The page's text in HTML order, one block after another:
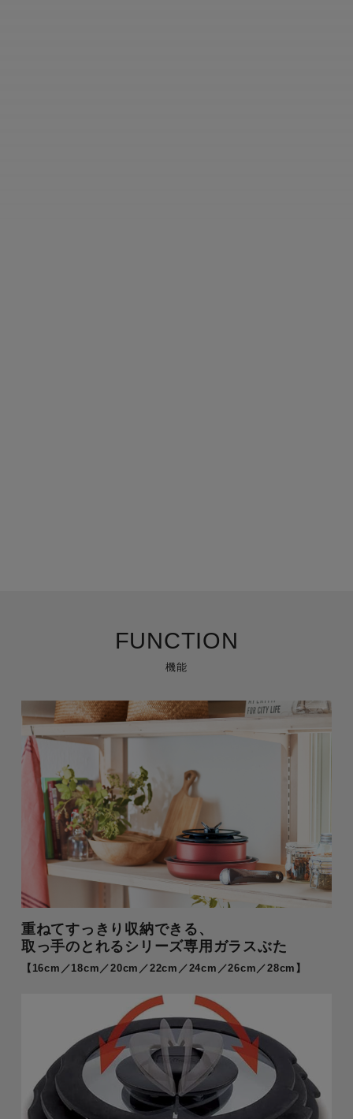
機能
FUNCTION
重ねてすっきり収納できる、
取っ手のとれるシリーズ専用ガラスぶた
【16cm／18cm／20cm／22cm／24cm／26cm／28cm】